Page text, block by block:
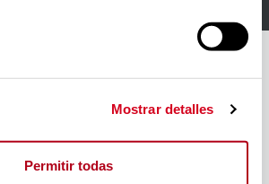
Mostrar detalles
Permitir todas